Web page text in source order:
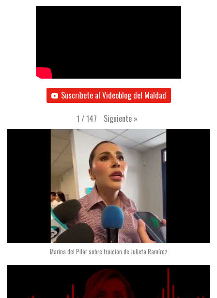
Suscríbete al Videoblog del Maldad
1 /147 Siguiente »
Marina del Pilar sobre traición de Julieta Ramírez